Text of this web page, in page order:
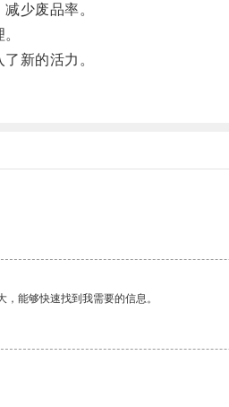
少废品率。
新的活力。
能够快速找到我需要的信息。